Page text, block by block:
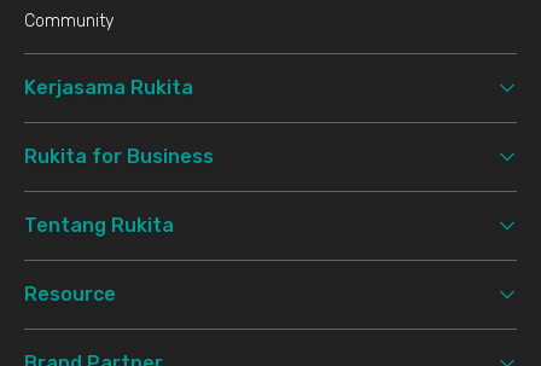
Community
Kerjasama Rukita
Rukita for Business
Tentang Rukita
Resource